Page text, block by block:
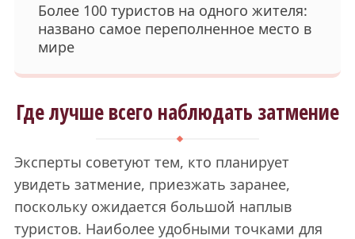
Более 100 туристов на одного жителя:
названо самое переполненное место в
мире
Где лучше всего наблюдать затмение
Эксперты советуют тем, кто планирует
увидеть затмение, приезжать заранее,
поскольку ожидается большой наплыв
туристов. Наиболее удобными точками для